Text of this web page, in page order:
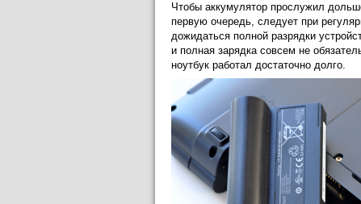
Чтобы аккумулятор прослужил
первую очередь, следует при
дожидаться полной разрядки
и полная зарядка совсем не
ноутбук работал достаточно долго.